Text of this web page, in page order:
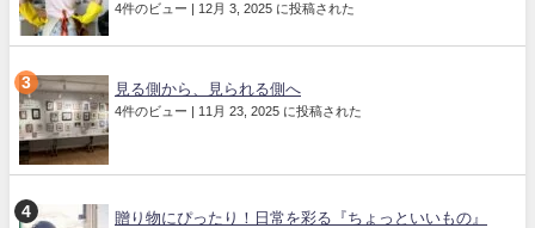
4件のビュー 12月 3, 2025 に投稿された
見る側から、見られる側へ
4件のビュー 11月 23, 2025 に投稿された
贈り物にぴったり！日常を彩る『ちょっといいもの』